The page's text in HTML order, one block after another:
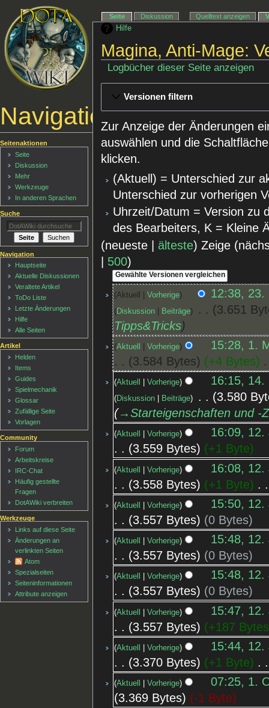
Hilfe
Magina, Anti-Mage:
Logbücher dieser Seite anzeigen
Versionen filtern
Zur Anzeige der Änderungen
auswählen und die
klicken.
(Aktuell) = Unterschied zur
Unterschied zur vorherigen
Uhrzeit/Datum = Version zu
des Bearbeiters, K = Kleine
(neueste | älteste) Zeige
| 500)
Aktuell Vorherige 12:38, 23.
Diskussion Beiträge
3.651
Tipps&Tricks
Aktuell Vorherige
15:28, 1.
3.584 Bytes
+4 Bytes
Aktuell Vorherige 16:15, 14.
Diskussion Beiträge
3.580
→‎Starteigenschaften und -
Aktuell Vorherige
16:09, 12.
3.559 Bytes
+1 Byte
Aktuell Vorherige
16:08, 12.
3.558 Bytes
+1 Byte
Aktuell Vorherige
15:50, 12.
3.557 Bytes
0 Bytes
Aktuell Vorherige
15:48, 12.
3.557 Bytes
0 Bytes
Aktuell Vorherige
15:48, 12.
3.557 Bytes
0 Bytes
Aktuell Vorherige
15:47, 12.
3.557 Bytes
+187 Bytes
Aktuell Vorherige
15:44, 12.
3.370 Bytes
+1 Byte
Aktuell Vorherige
07:25, 1.
3.369 Bytes
-1 Byte
Navigationsmenü
Seite Diskussion Quelltext anzeigen
Seitenaktionen
Seite
Diskussion
Mehr
Werkzeuge
In anderen Sprachen
Suche
Navigation
Hauptseite
Aktuelle Diskussionen
Veraltete Artikel
ToDo Liste
Letzte Änderungen
Hilfe
Alle Seiten
Artikel
Helden
Items
Guides
Spielmechanik
Glossar
Zufällige Seite
Vorlagen
Community
Forum
Arbeitskreise
IRC-Chat
Häufig gestellte
Fragen
DotAWiki verbreiten
Werkzeuge
Links auf diese Seite
Änderungen an
verlinkten Seiten
Atom
Spezialseiten
Seiten­informationen
Attribute anzeigen